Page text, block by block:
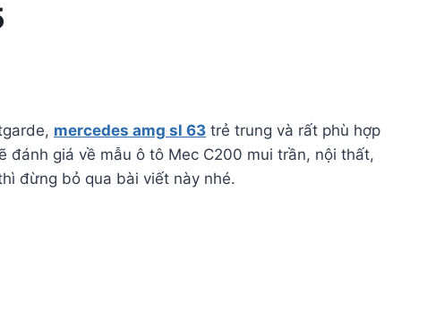
mercedes amg sl 63 trẻ trung và rất phù hợp
đánh giá về mẫu ô tô Mec C200 mui trần, nội thất,
đừng bỏ qua bài viết này nhé.